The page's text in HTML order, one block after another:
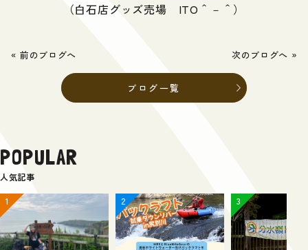
（白石店グッズ売場 ITO＾－＾）
« 前のブログへ
ブログ一覧
次のブログへ »
POPULAR
人気記事